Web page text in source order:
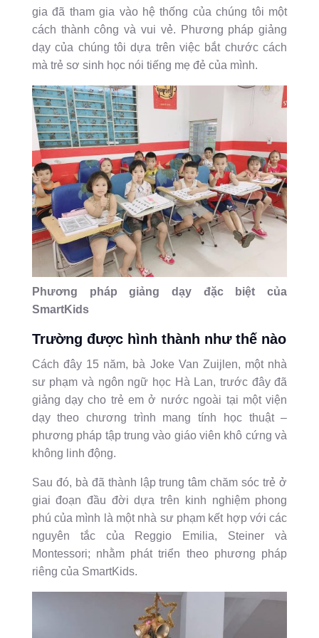
gia đã tham gia vào hệ thống của chúng tôi một
cách thành công và vui vẻ. Phương pháp giảng
dạy của chúng tôi dựa trên việc bắt chước cách
mà trẻ sơ sinh học nói tiếng mẹ đẻ của mình.
Phương pháp giảng dạy đặc biệt của
SmartKids
Trường được hình thành nhưthếnào
Cách đây 15 năm, bà Joke Van Zuijlen, một nhà
sư phạm và ngôn ngữ học Hà Lan, trước đây đã
giảng dạy cho trẻ em ở nước ngoài tại một viện
dạy theo chương trình mang tính học thuật –
phương pháp tập trung vào giáo viên khô cứng và
không linh động.
Sau đó, bà đã thành lập trung tâm chăm sóc trẻ ở
giai đoạn đầu đời dựa trên kinh nghiệm phong
phú của mình là một nhà sư phạm kết hợp với các
nguyên tắc của Reggio Emilia, Steiner và
Montessori; nhằm phát triển theo phương pháp
riêng của SmartKids.